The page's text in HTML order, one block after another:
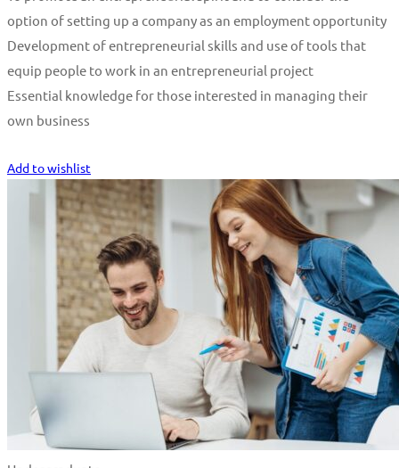
option of setting up a company as an employment opportunity
Development of entrepreneurial skills and use of tools that
equip people to work in an entrepreneurial project
Essential knowledge for those interested in managing their
own business
Add to wishlist